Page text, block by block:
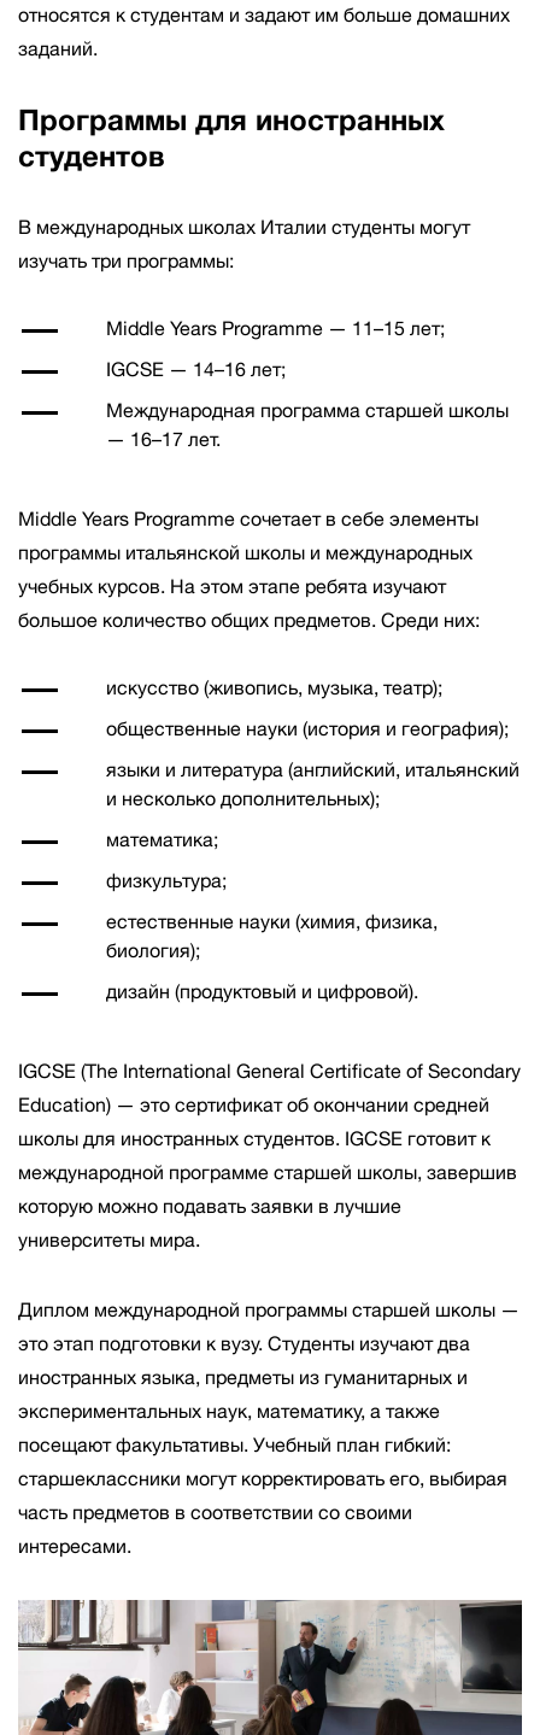
относятся к студентам и задают им больше домашних
заданий.
Программы для иностранных
студентов
В международных школах Италии студенты могут
изучать три программы:
Middle Years Programme — 11–15 лет;
IGCSE — 14–16 лет;
Международная программа старшей школы
— 16–17 лет.
Middle Years Programmeсочетает в себе элементы
программы итальянской школы и международных
учебных курсов. На этом этапе ребята изучают
большое количество общих предметов. Среди них:
искусство (живопись, музыка, театр);
общественные науки (история и география);
языки и литература (английский, итальянский
и несколько дополнительных);
математика;
физкультура;
естественные науки (химия, физика,
биология);
дизайн (продуктовый и цифровой).
IGCSE (The International General Certificate of Secondary
Education) — это сертификат об окончании средней
школы для иностранных студентов. IGCSE готовит к
международной программе старшей школы, завершив
которую можно подавать заявки в лучшие
университеты мира.
Диплом международной программы старшей школы —
это этап подготовки к вузу. Студенты изучают два
иностранных языка, предметы из гуманитарных и
экспериментальных наук, математику, а также
посещают факультативы. Учебный план гибкий:
старшеклассники могут корректировать его, выбирая
часть предметов в соответствии со своими
интересами.